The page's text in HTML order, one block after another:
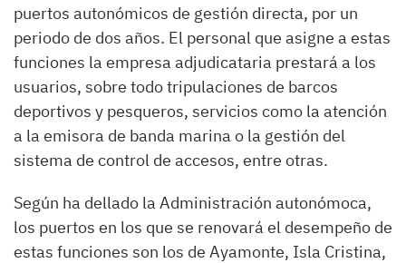
puertos autonómicos de gestión directa, por un
periodo de dos años. El personal que asigne a estas
funciones la empresa adjudicataria prestará a los
usuarios, sobre todo tripulaciones de barcos
deportivos y pesqueros, servicios como la atención
a la emisora de banda marina o la gestión del
sistema de control de accesos, entre otras.
Según ha dellado la Administración autonómoca,
los puertos en los que se renovará el desempeño de
estas funciones son los de Ayamonte, Isla Cristina,